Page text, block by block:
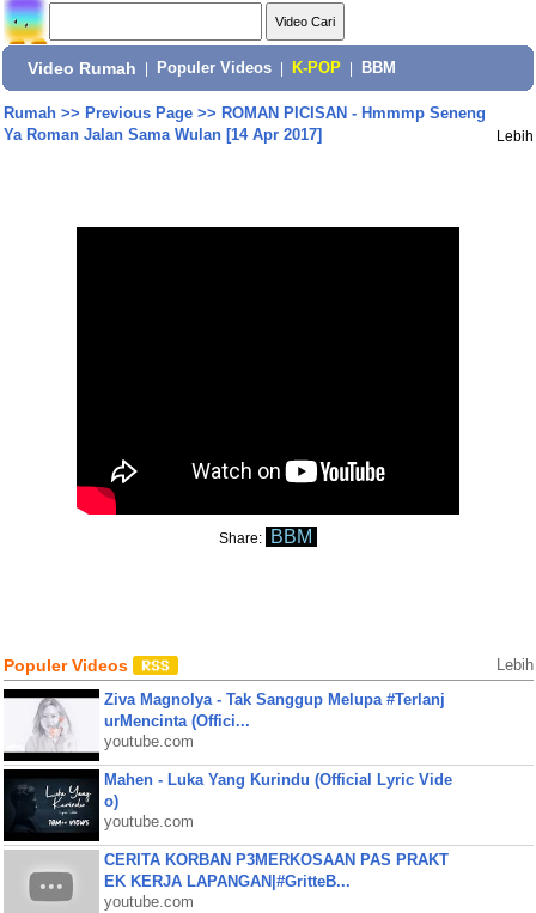
Video Rumah Populer Videos K-POP BBM
Rumah>> Previous Page>> ROMAN PICISAN - Hmmmp Seneng
Ya Roman Jalan Sama Wulan [14 Apr 2017]
Lebih
Share: BBM
Populer Videos Lebih
Ziva Magnolya - Tak Sanggup Melupa #Terlanj
urMencinta (Offici...
youtube.com
Mahen - Luka Yang Kurindu (Official Lyric Vide
o)
youtube.com
CERITA KORBAN P3MERKOSAAN PAS PRAKT
EK KERJA LAPANGAN|#GritteB...
youtube.com